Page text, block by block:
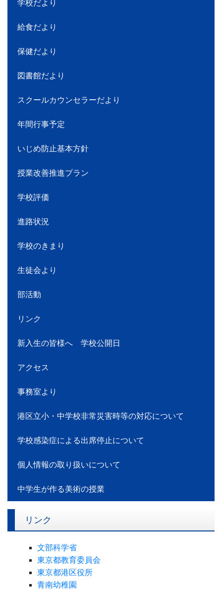
学校だより
給食だより
保健だより
図書館だより
スクールカウンセラーだより
年間行事予定
いじめ防止基本方針
授業改善推進プラン
学校評価
進路状況
学校のきまり
生徒会より
部活動
リンク
新入生の皆様へ 学校公開日
アクセス
事務室より
港区立小・中学校非常災害時等の対応について
学校感染症による出席停止について
個人情報の取り扱いについて
中学生が作る美術の授業
リンク
文部科学省
東京都教育委員会
東京都港区役所
青南幼稚園